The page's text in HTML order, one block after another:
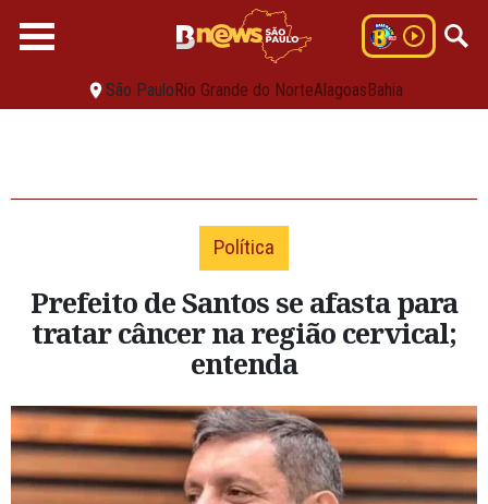
São PauloRio Grande do NorteAlagoasBahia
Política
Prefeito de Santos se afasta para
tratar câncer na região cervical;
entenda